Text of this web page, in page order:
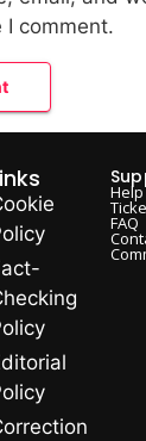
comment.
FAQ